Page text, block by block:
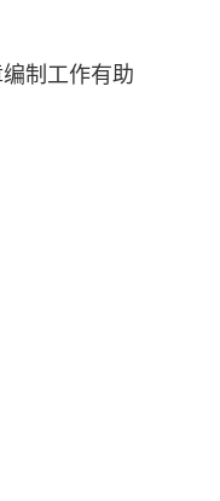
制工作有助